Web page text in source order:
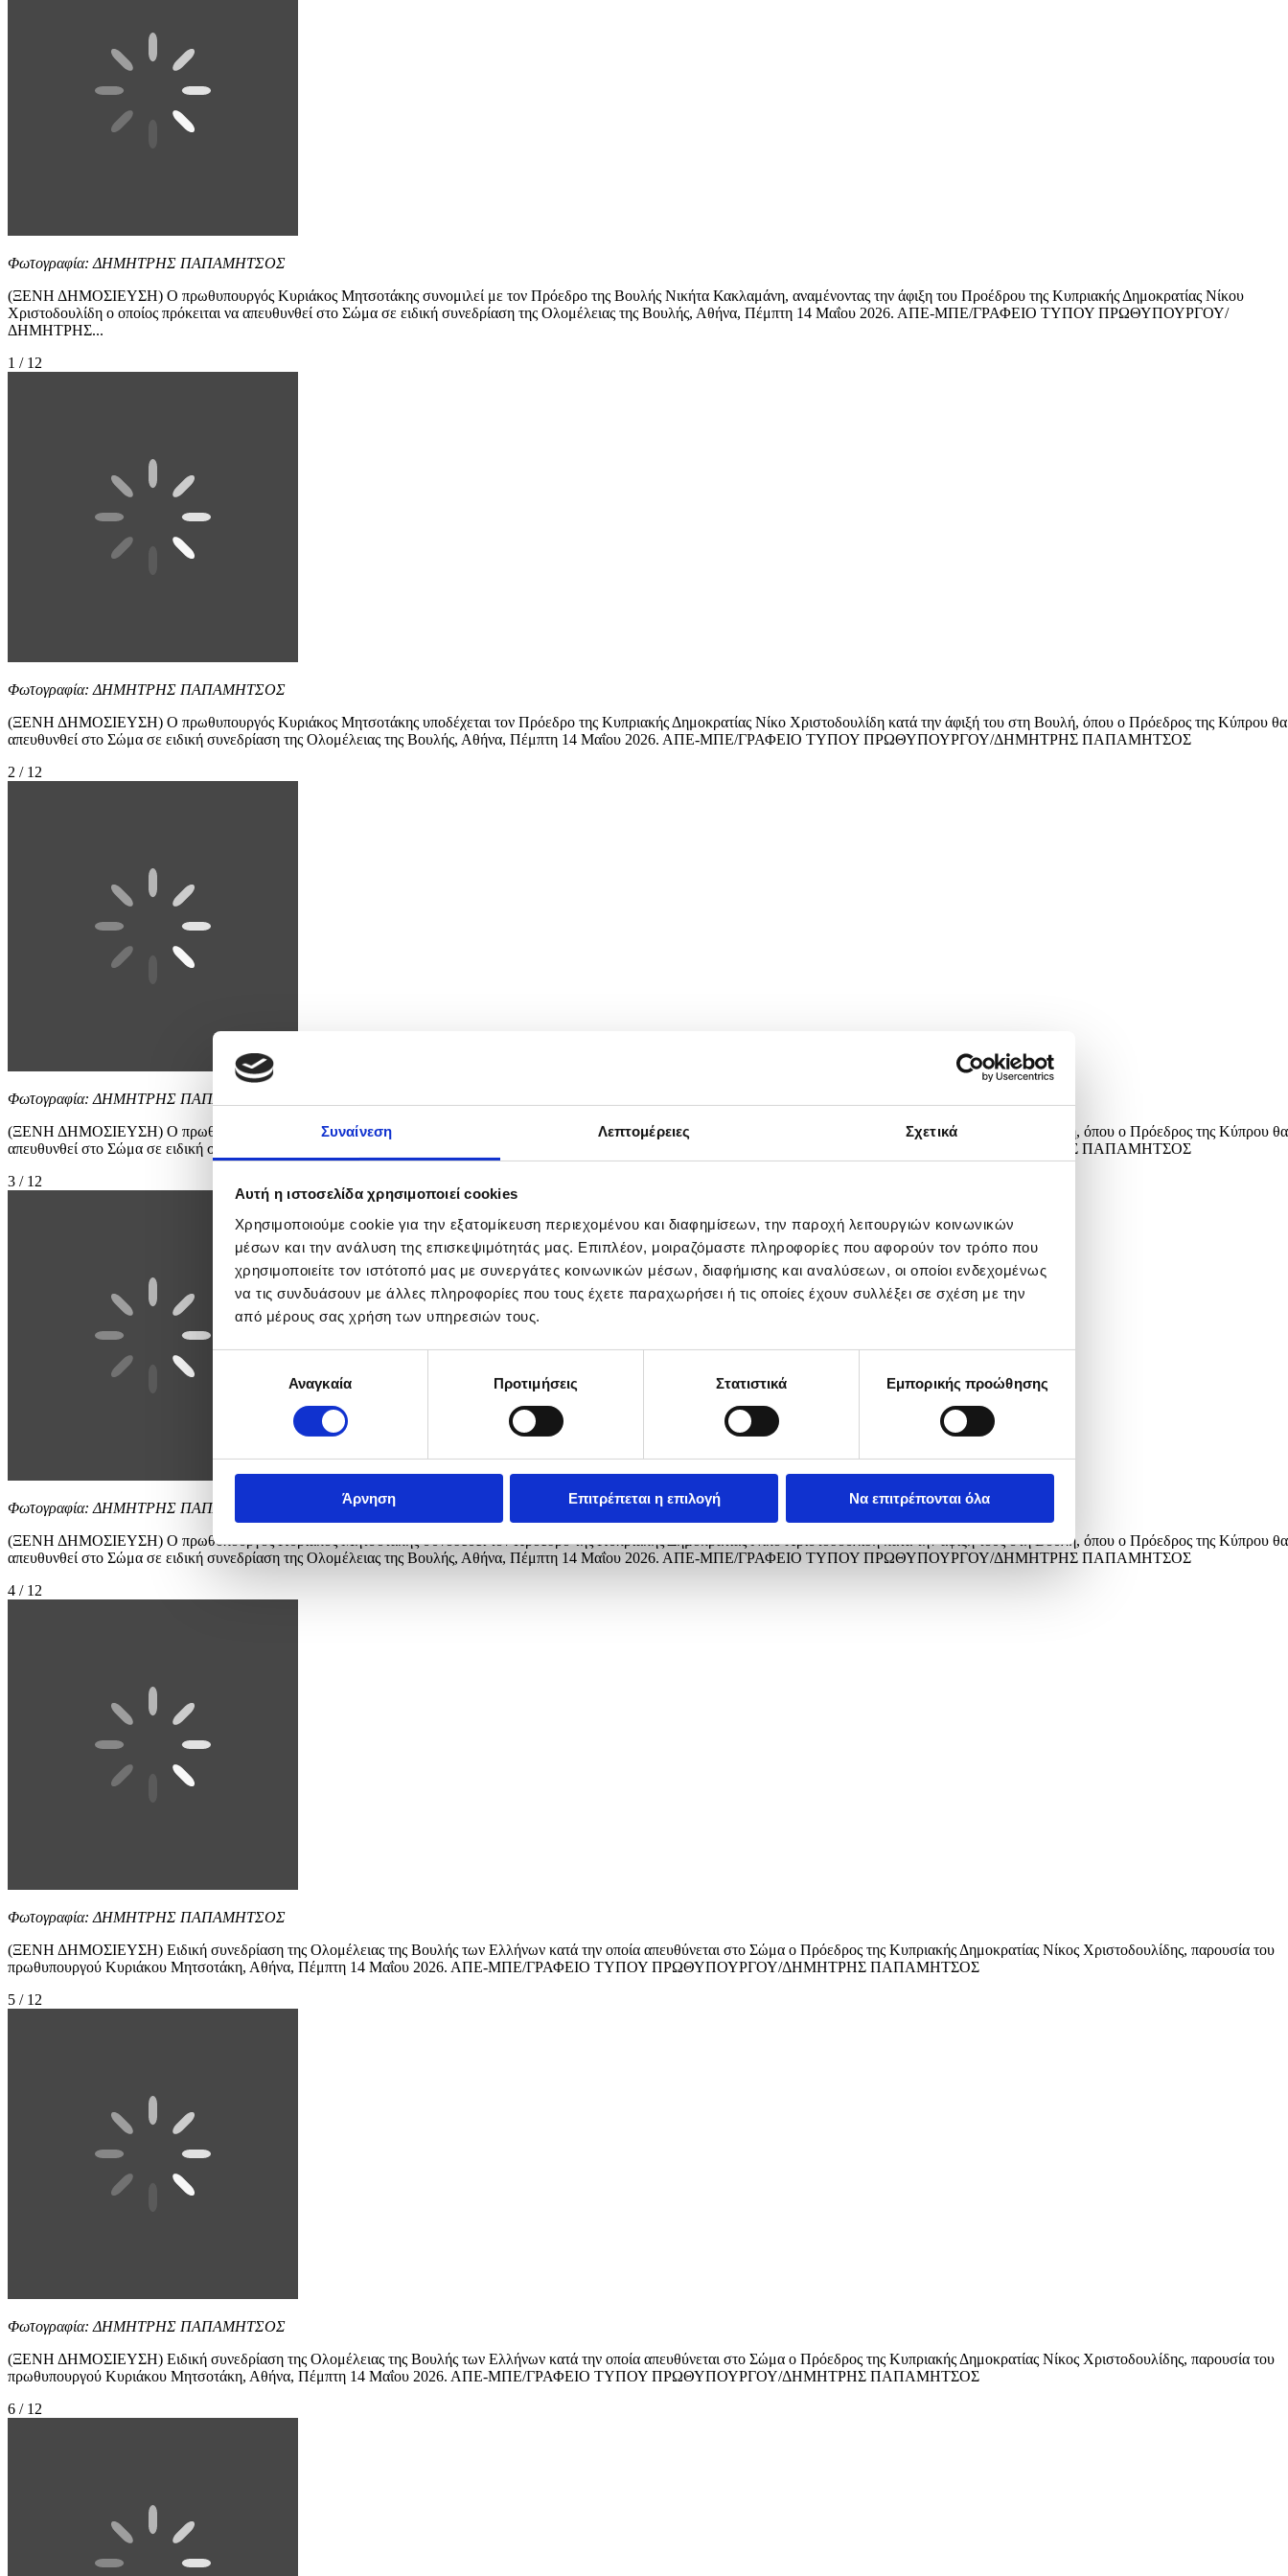
Συναίνεση Λεπτομέρειες Σχετικά
Αυτή η ιστοσελίδα χρησιμοποιεί cookies
Χρησιμοποιούμε cookie για την εξατομίκευση περιεχομένου και διαφημίσεων, την παροχή λειτουργιών κοινωνικών
μέσων και την ανάλυση της επισκεψιμότητάς μας. Επιπλέον, μοιραζόμαστε πληροφορίες που αφορούν τον τρόπο που
χρησιμοποιείτε τον ιστότοπό μας με συνεργάτες κοινωνικών μέσων, διαφήμισης και αναλύσεων, οι οποίοι ενδεχομένως
να τις συνδυάσουν με άλλες πληροφορίες που τους έχετε παραχωρήσει ή τις οποίες έχουν συλλέξει σε σχέση με την
από μέρους σας χρήση των υπηρεσιών τους.
συγκατάθεσηςΑναγκαία Προτιμήσεις Στατιστικά Εμπορικής προώθησης
Άρνηση Επιτρέπεται η επιλογή Να επιτρέπονται όλα
Φωτογραφία: ΔΗΜΗΤΡΗΣ ΠΑΠΑΜΗΤΣΟΣ
(ΞΕΝΗ ΔΗΜΟΣΙΕΥΣΗ) Ο πρωθυπουργός Κυριάκος Μητσοτάκης συνομιλεί με τον Πρόεδρο της Βουλής Νικήτα Κακλαμάνη, αναμένοντας την άφιξη του Προέδρου της Κυπριακής Δημοκρατίας Νίκου
Χριστοδουλίδη ο οποίος πρόκειται να απευθυνθεί στο Σώμα σε ειδική συνεδρίαση της Ολομέλειας της Βουλής, Αθήνα, Πέμπτη 14 Μαΐου 2026. ΑΠΕ-ΜΠΕ/ΓΡΑΦΕΙΟ ΤΥΠΟΥ ΠΡΩΘΥΠΟΥΡΓΟΥ/
ΔΗΜΗΤΡΗΣ...
1 / 12
Φωτογραφία: ΔΗΜΗΤΡΗΣ ΠΑΠΑΜΗΤΣΟΣ
(ΞΕΝΗ ΔΗΜΟΣΙΕΥΣΗ) Ο πρωθυπουργός Κυριάκος Μητσοτάκης υποδέχεται τον Πρόεδρο της Κυπριακής Δημοκρατίας Νίκο Χριστοδουλίδη κατά την άφιξή του στη Βουλή, όπου ο Πρόεδρος της Κύπρου θα
απευθυνθεί στο Σώμα σε ειδική συνεδρίαση της Ολομέλειας της Βουλής, Αθήνα, Πέμπτη 14 Μαΐου 2026. ΑΠΕ-ΜΠΕ/ΓΡΑΦΕΙΟ ΤΥΠΟΥ ΠΡΩΘΥΠΟΥΡΓΟΥ/ΔΗΜΗΤΡΗΣ ΠΑΠΑΜΗΤΣΟΣ
2 / 12
Φωτογραφία: ΔΗΜΗΤΡΗΣ ΠΑΠΑΜΗΤΣΟΣ
(ΞΕΝΗ ΔΗΜΟΣΙΕΥΣΗ) Ο πρωθυπουργός Κυριάκος Μητσοτάκης συνοδεύει τον Πρόεδρο της Κυπριακής Δημοκρατίας Νίκο Χριστοδουλίδη κατά την άφιξή τους στη Βουλή, όπου ο Πρόεδρος της Κύπρου θα
απευθυνθεί στο Σώμα σε ειδική συνεδρίαση της Ολομέλειας της Βουλής, Αθήνα, Πέμπτη 14 Μαΐου 2026. ΑΠΕ-ΜΠΕ/ΓΡΑΦΕΙΟ ΤΥΠΟΥ ΠΡΩΘΥΠΟΥΡΓΟΥ/ΔΗΜΗΤΡΗΣ ΠΑΠΑΜΗΤΣΟΣ
3 / 12
Φωτογραφία: ΔΗΜΗΤΡΗΣ ΠΑΠΑΜΗΤΣΟΣ
(ΞΕΝΗ ΔΗΜΟΣΙΕΥΣΗ) Ο πρωθυπουργός Κυριάκος Μητσοτάκης συνοδεύει τον Πρόεδρο της Κυπριακής Δημοκρατίας Νίκο Χριστοδουλίδη κατά την άφιξή τους στη Βουλή, όπου ο Πρόεδρος της Κύπρου θα
απευθυνθεί στο Σώμα σε ειδική συνεδρίαση της Ολομέλειας της Βουλής, Αθήνα, Πέμπτη 14 Μαΐου 2026. ΑΠΕ-ΜΠΕ/ΓΡΑΦΕΙΟ ΤΥΠΟΥ ΠΡΩΘΥΠΟΥΡΓΟΥ/ΔΗΜΗΤΡΗΣ ΠΑΠΑΜΗΤΣΟΣ
4 / 12
Φωτογραφία: ΔΗΜΗΤΡΗΣ ΠΑΠΑΜΗΤΣΟΣ
(ΞΕΝΗ ΔΗΜΟΣΙΕΥΣΗ) Ειδική συνεδρίαση της Ολομέλειας της Βουλής των Ελλήνων κατά την οποία απευθύνεται στο Σώμα ο Πρόεδρος της Κυπριακής Δημοκρατίας Νίκος Χριστοδουλίδης, παρουσία του
πρωθυπουργού Κυριάκου Μητσοτάκη, Αθήνα, Πέμπτη 14 Μαΐου 2026. ΑΠΕ-ΜΠΕ/ΓΡΑΦΕΙΟ ΤΥΠΟΥ ΠΡΩΘΥΠΟΥΡΓΟΥ/ΔΗΜΗΤΡΗΣ ΠΑΠΑΜΗΤΣΟΣ
5 / 12
Φωτογραφία: ΔΗΜΗΤΡΗΣ ΠΑΠΑΜΗΤΣΟΣ
(ΞΕΝΗ ΔΗΜΟΣΙΕΥΣΗ) Ειδική συνεδρίαση της Ολομέλειας της Βουλής των Ελλήνων κατά την οποία απευθύνεται στο Σώμα ο Πρόεδρος της Κυπριακής Δημοκρατίας Νίκος Χριστοδουλίδης, παρουσία του
πρωθυπουργού Κυριάκου Μητσοτάκη, Αθήνα, Πέμπτη 14 Μαΐου 2026. ΑΠΕ-ΜΠΕ/ΓΡΑΦΕΙΟ ΤΥΠΟΥ ΠΡΩΘΥΠΟΥΡΓΟΥ/ΔΗΜΗΤΡΗΣ ΠΑΠΑΜΗΤΣΟΣ
6 / 12